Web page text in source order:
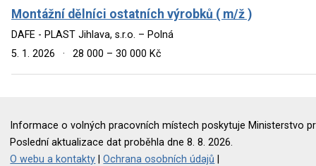
Montážní dělníci ostatních výrobků ( m/ž )
DAFE - PLAST Jihlava, s.r.o. – Polná
5. 1. 2026
· 28 000 – 30 000 Kč
Informace o volných pracovních místech poskytuje Ministerstvo
Poslední aktualizace dat proběhla dne 8. 8. 2026.
O webu a kontakty |Ochrana osobních údajů